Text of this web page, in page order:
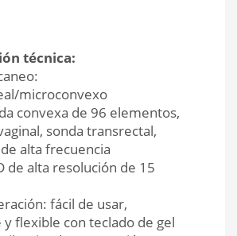
técnica:
microconvexo
convexa de 96 elementos,
sonda transrectal,
alta frecuencia
de alta resolución de 15
fácil de usar,
flexible con teclado de gel